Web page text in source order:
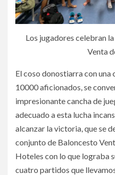
Los jugadores celebran
Venta
El coso donostiarra con una
10000 aficionados, se
impresionante cancha de
adecuado a esta lucha
alcanzar la victoria, que se
conjunto de Baloncesto
Hoteles con lo que lograba
cuatro partidos que